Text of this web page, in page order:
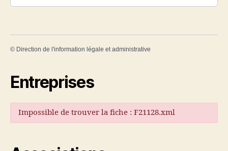
© Direction de l'information légale et administrative
Entreprises
Impossible de trouver la fiche : F21128.xml